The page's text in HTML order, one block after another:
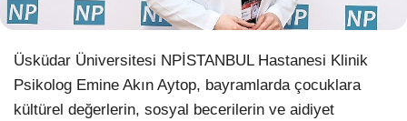
Dribbble
Üsküdar Üniversitesi NPİSTANBUL Hastanesi Klinik
Psikolog Emine Akın Aytop, bayramlarda çocuklara
kültürel değerlerin, sosyal becerilerin ve aidiyet